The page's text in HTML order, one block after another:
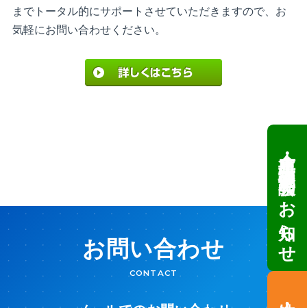
倉庫・工場建設 個別相談会のお知らせ
までトータル的にサポートさせていただきますので、お
気軽にお問い合わせください。
お問い合わせ
CONTACT